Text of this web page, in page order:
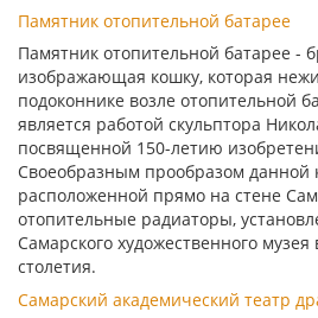
Памятник отопительной батарее
Памятник отопительной батарее -
изображающая кошку, которая
подоконнике возле отопительной
является работой скульптора
посвященной 150-летию
Своеобразным прообразом данной
расположенной прямо на стене
отопительные радиаторы,
Самарского художественного
столетия.
Самарский академический театр